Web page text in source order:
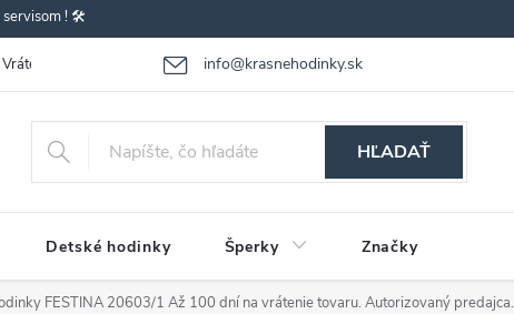
servisom ! 🛠️
info@krasnehodinky.sk
Vrátenie-výmena tovaru Reklamácia tovaru Obchodné podmienky
HĽADAŤ
Detské hodinky Šperky Značky
FESTINA 20603/1 Až 100 dní na vrátenie tovaru. Autorizovaný predajca.